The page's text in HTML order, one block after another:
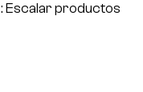
: Escalar productos